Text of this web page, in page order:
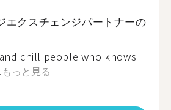
エクスチェンジパートナーの
chill people who knows
もっと見る